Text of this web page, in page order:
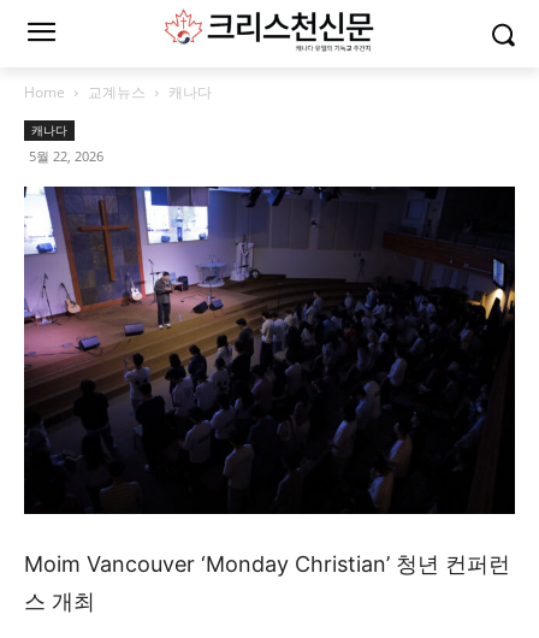
Home 교계뉴스 캐나다
캐나다
5월 22, 2026
Moim Vancouver ‘Monday Christian’ 청년 컨퍼런
스 개최